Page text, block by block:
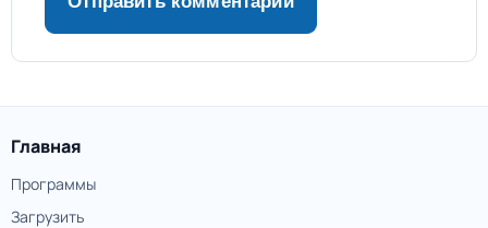
Главная
Программы
Загрузить